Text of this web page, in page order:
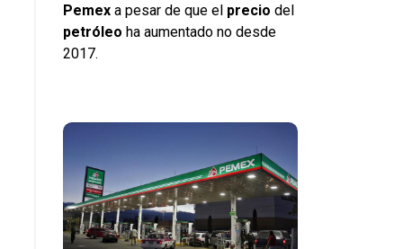
Pemexa pesar de que el precio del
petróleo ha aumentado no desde
2017.